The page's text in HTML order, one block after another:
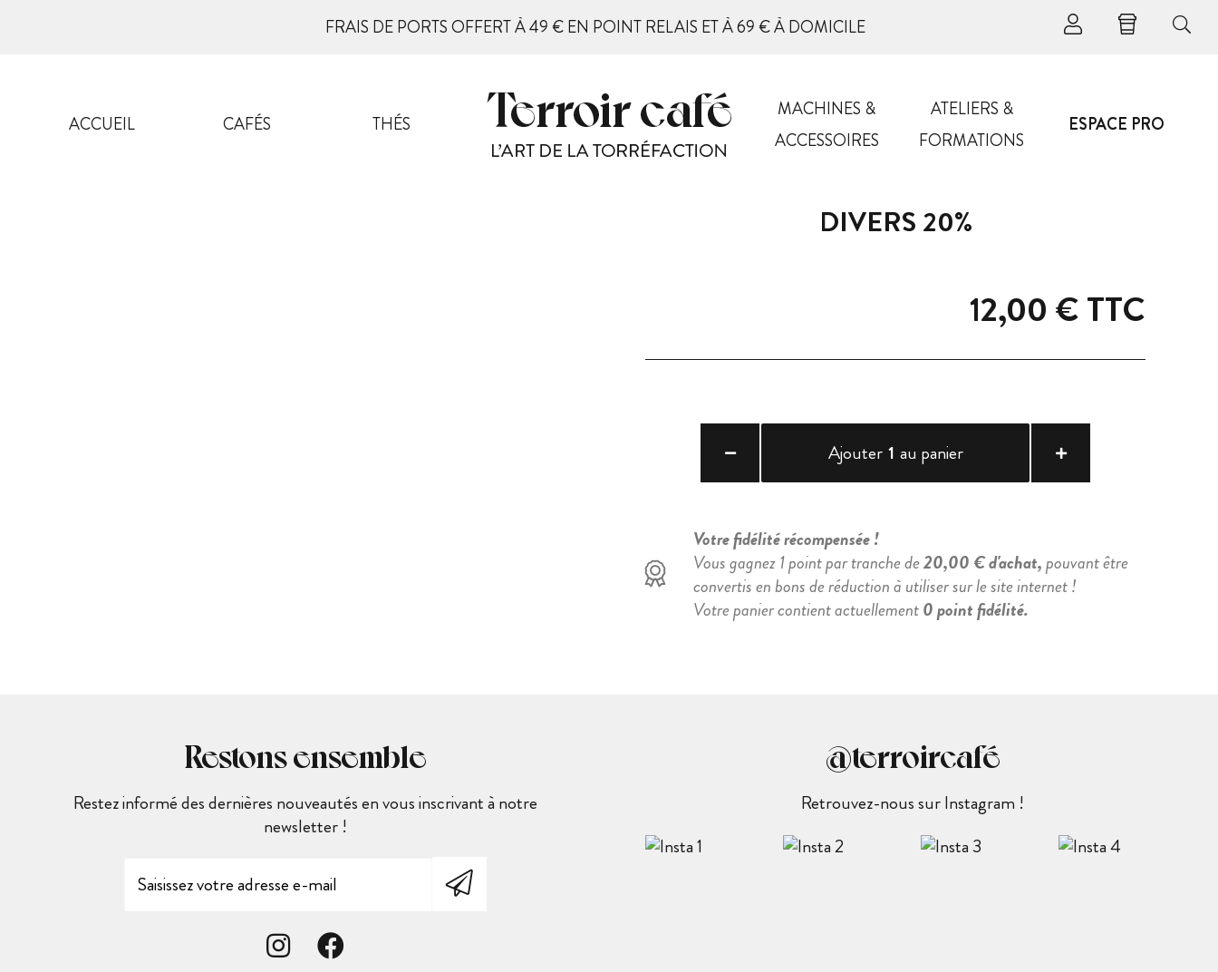
FRAIS DE PORTS OFFERT À 49 € EN POINT RELAIS ET À 69 € À DOMICILE
ACCUEIL CAFÉS THÉS
MACHINES &
ACCESSOIRES
ATELIERS &
FORMATIONS
ESPACE PRO
DIVERS 20%
12,00 €TTC
Ajouter 1 au panier
Votre fidélité récompensée !
Vous gagnez 1 point par tranche de20,00 € d'achat,pouvant être
convertis en bons de réduction à utiliser sur le site internet !
Votre panier contient actuellement0 point fidélité.
Restons ensemble
Restez informé des dernières nouveautés en vous inscrivant à notre
newsletter !
@terroircafé
Retrouvez-nous sur Instagram !